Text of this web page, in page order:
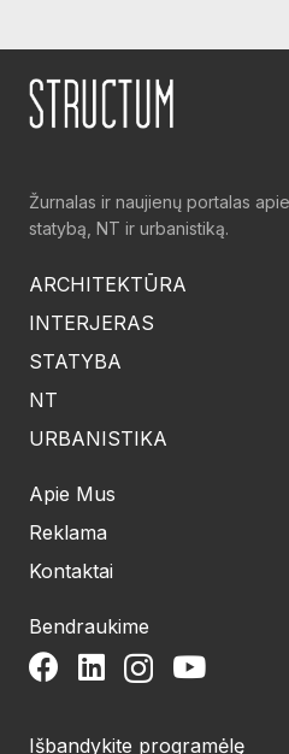
Žurnalas ir naujienų portalas
statybą, NT ir urbanistiką.
ARCHITEKTŪRA
INTERJERAS
STATYBA
NT
URBANISTIKA
Apie Mus
Reklama
Kontaktai
Bendraukime
Išbandykite programėlę